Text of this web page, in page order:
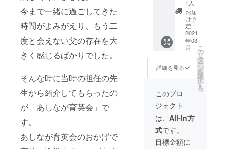
今まで一緒に過ごしてきた
時間がよみがえり、もう二
度と会えない父の存在を大
きく感じるばかりでした。
そんな時に当時の担任の先
生から紹介してもらったの
が「あしなが育英会」で
す。
あしなが育英会のおかげで
ていた
だきま
す。
（2021
年2~3月
頃を予
定）
に障が
いがあ
る家庭
の子ど
もたち
の奨学
金とし
て大切
に使用
させて
いただ
きま
す。 ●
年間活
動報告
書と受
領証明
書を郵
1人
お届
け予
定：
2021
年03
月
詳細を見る
こ
の
リ
タ
ー
ン
を
選
択
す
る
このプロ
ジェクト
は、 All-In方
式です。
目標金額に